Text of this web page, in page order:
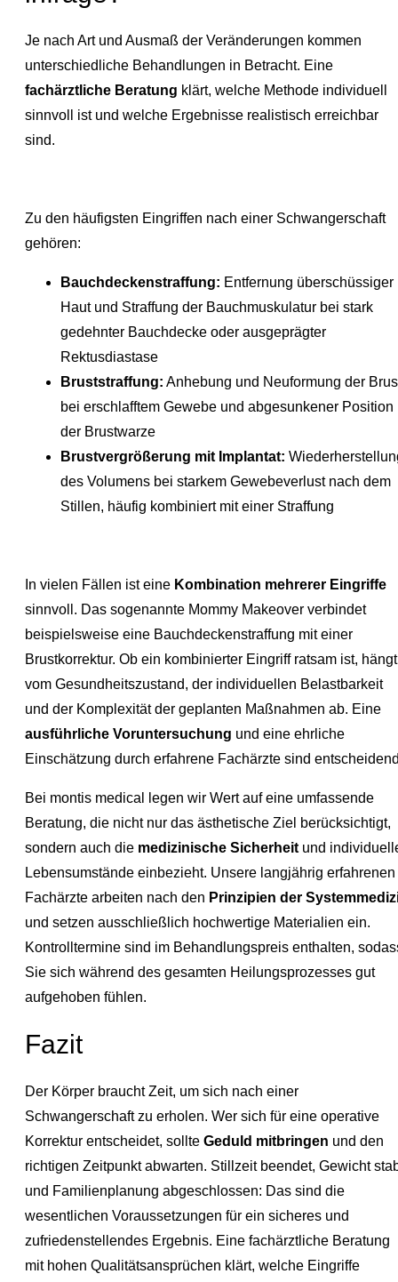
Je nach Art und Ausmaß der Veränderungen kommen
unterschiedliche Behandlungen in Betracht. Eine
fachärztliche Beratung klärt, welche Methode individuell
sinnvoll ist und welche Ergebnisse realistisch erreichbar
sind.
Zu den häufigsten Eingriffen nach einer Schwangerschaft
gehören:
Bauchdeckenstraffung: Entfernung überschüssiger
Haut und Straffung der Bauchmuskulatur bei stark
gedehnter Bauchdecke oder ausgeprägter
Rektusdiastase
Bruststraffung: Anhebung und Neuformung der
bei erschlafftem Gewebe und abgesunkener Position
der Brustwarze
Brustvergrößerung mit Implantat:
des Volumens bei starkem Gewebeverlust nach dem
Stillen, häufig kombiniert mit einer Straffung
In vielen Fällen ist eine Kombination mehrerer Eingriffe
sinnvoll. Das sogenannte Mommy Makeover verbindet
beispielsweise eine Bauchdeckenstraffung mit einer
Brustkorrektur. Ob ein kombinierter Eingriff ratsam ist, hängt
vom Gesundheitszustand, der individuellen Belastbarkeit
und der Komplexität der geplanten Maßnahmen ab. Eine
ausführliche Voruntersuchung und eine ehrliche
Einschätzung durch erfahrene Fachärzte sind
Bei montis medical legen wir Wert auf eine umfassende
Beratung, die nicht nur das ästhetische Ziel berücksichtigt,
sondern auch die medizinische Sicherheit und
Lebensumstände einbezieht. Unsere langjährig erfahrenen
Fachärzte arbeiten nach den Prinzipien der
und setzen ausschließlich hochwertige Materialien ein.
Kontrolltermine sind im Behandlungspreis enthalten,
Sie sich während des gesamten Heilungsprozesses gut
aufgehoben fühlen.
Fazit
Der Körper braucht Zeit, um sich nach einer
Schwangerschaft zu erholen. Wer sich für eine operative
Korrektur entscheidet, sollte Geduld mitbringen und den
richtigen Zeitpunkt abwarten. Stillzeit beendet, Gewicht
und Familienplanung abgeschlossen: Das sind die
wesentlichen Voraussetzungen für ein sicheres und
zufriedenstellendes Ergebnis. Eine fachärztliche Beratung
mit hohen Qualitätsansprüchen klärt, welche Eingriffe